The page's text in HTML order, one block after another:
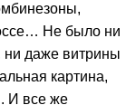
Не было ни
ни даже витрины
картина,
И все же